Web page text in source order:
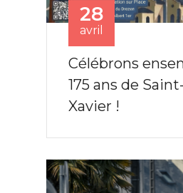
28
avril
Célébrons
175 ans de
Xavier !